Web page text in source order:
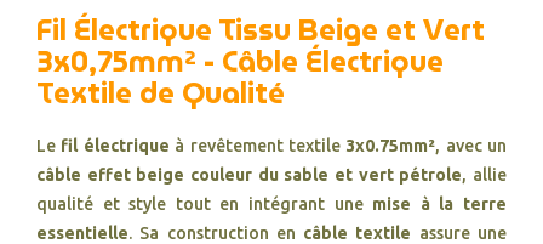
Fil Électrique Tissu Beige et Vert
3x0,75mm² - Câble Électrique
Textile de Qualité
Le fil électrique à revêtement textile 3x0.75mm², avec un
câble effet beige couleur du sable et vert pétrole, allie
qualité et style tout en intégrant une mise à la terre
essentielle. Sa construction en câble textile assure une